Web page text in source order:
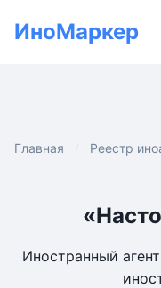
ИноМаркер
Главная Реестр
Иностранный